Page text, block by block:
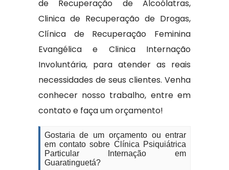
de Recuperação de Alcoólatras,
Clinica de Recuperação de Drogas,
Clínica de Recuperação Feminina
Evangélica e Clinica Internação
Involuntária, para atender as reais
necessidades de seus clientes. Venha
conhecer nosso trabalho, entre em
contato e faça um orçamento!
Gostaria de um orçamento ou entrar
em contato sobre Clínica Psiquiátrica
Particular Internação em
Guaratinguetá?